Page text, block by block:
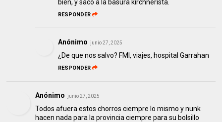
bien, y sacó a la basura kirchnerista.
RESPONDER
Anónimo junio 27, 2025
¿De que nos salvo? FMI, viajes, hospital Garrahan
RESPONDER
Anónimo junio 27, 2025
Todos afuera estos chorros ciempre lo mismo y nunk
hacen nada para la provincia ciempre para su bolsillo